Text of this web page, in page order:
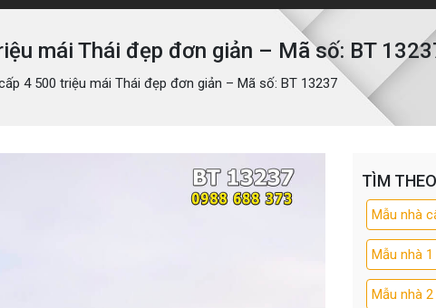
mái Thái đẹp đơn giản – Mã số: BT
4 500 triệu mái Thái đẹp đơn giản – Mã số: BT 13237
TÌM
Mẫu nhà
Mẫu nhà
Mẫu nhà